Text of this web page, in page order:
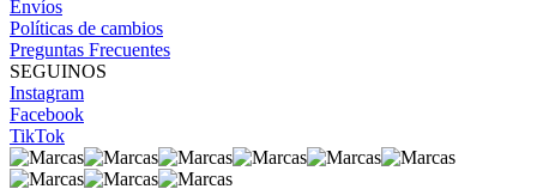
Envíos
Políticas de cambios
Preguntas Frecuentes
SEGUINOS
Instagram
Facebook
TikTok